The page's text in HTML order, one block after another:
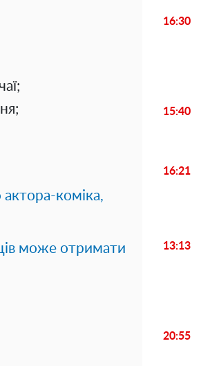
коміка,
може отримати
16:30
15:40
16:21
13:13
20:55